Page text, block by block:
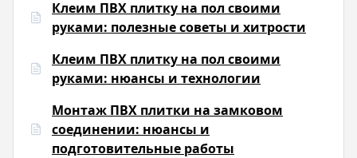
Клеим ПВХ плитку на пол своими
руками: полезные советы и хитрости
Клеим ПВХ плитку на пол своими
руками: нюансы и технологии
Монтаж ПВХ плитки на замковом
соединении: нюансы и
подготовительные работы